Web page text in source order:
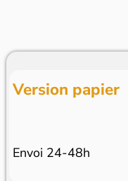
Version papier
Envoi 24-48h